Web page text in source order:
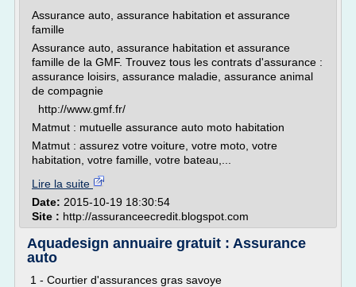
Assurance auto, assurance habitation et assurance
famille
Assurance auto, assurance habitation et assurance
famille de la GMF. Trouvez tous les contrats d'assurance :
assurance loisirs, assurance maladie, assurance animal
de compagnie
http://www.gmf.fr/
Matmut : mutuelle assurance auto moto habitation
Matmut : assurez votre voiture, votre moto, votre
habitation, votre famille, votre bateau,...
Lire la suite
Date: 2015-10-19 18:30:54
Site : http://assuranceecredit.blogspot.com
Aquadesign annuaire gratuit : Assurance
auto
1 - Courtier d'assurances gras savoye